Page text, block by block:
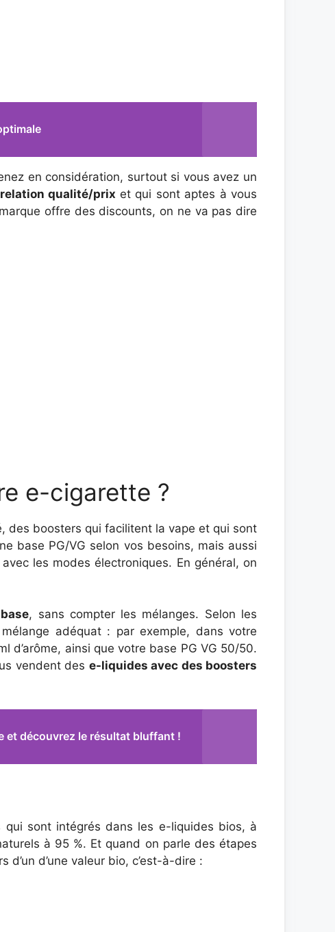
en considération, surtout si vous avez un
qualité/prix et qui sont aptes à vous
offre des discounts, on ne va pas dire
e-cigarette ?
des boosters qui facilitent la vape et qui sont
base PG/VG selon vos besoins, mais aussi
les modes électroniques. En général, on
, sans compter les mélanges. Selon les
adéquat : par exemple, dans votre
d’arôme, ainsi que votre base PG VG 50/50.
vendent des e-liquides avec des boosters
et découvrez le résultat bluffant !
sont intégrés dans les e-liquides bios, à
à 95 %. Et quand on parle des étapes
d’une valeur bio, c’est-à-dire :